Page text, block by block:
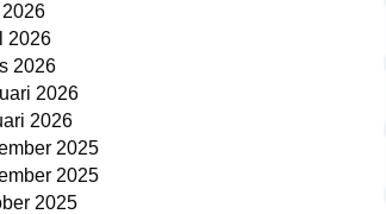
2026
2026
2026
2026
2025
2025
2025